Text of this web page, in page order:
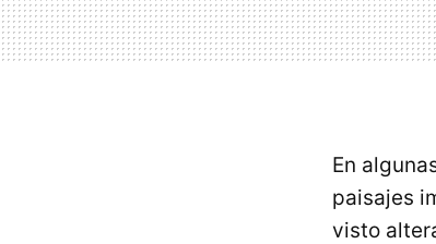
En
paisajes
visto